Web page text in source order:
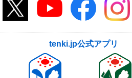
tenki.jp公式アプリ